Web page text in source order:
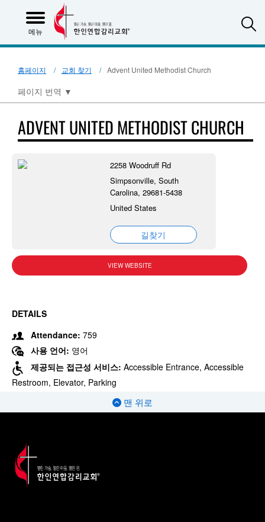
메뉴
홈페이지 교회 찾기 Advent United Methodist Church
페이지 번역 ▼
ADVENT UNITED METHODIST CHURCH
2258 Woodruff Rd
Simpsonville, South
Carolina, 29681-5438
United States
길찾기
VIEW WEBSITE
DETAILS
Attendance: 759
사용 언어: 영어
제공되는 접근성 서비스: Accessible Entrance, Accessible
Restroom, Elevator, Parking
맨 위로